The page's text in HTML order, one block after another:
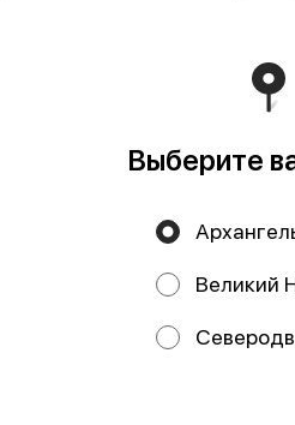
Николаевна
Работает на эффективном ядре
Политика
Выберите
Великий